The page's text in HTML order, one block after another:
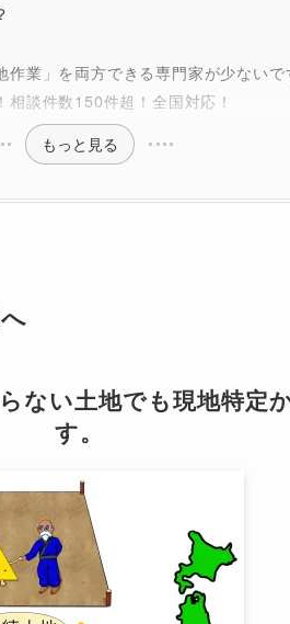
作業」を両方できる専門家が少ない
談件数150件超！全国対応！
もっと見る
ない土地でも現地特定
す。